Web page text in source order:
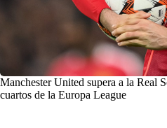
Manchester United supera a la Real
cuartos de la Europa League